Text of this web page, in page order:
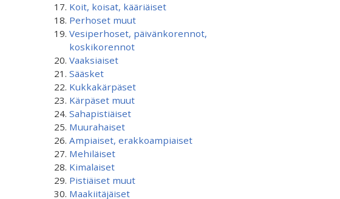
Koit, koisat, kääriäiset
Perhoset muut
Vesiperhoset, päivänkorennot,
koskikorennot
Vaaksiaiset
Sääsket
Kukkakärpäset
Kärpäset muut
Sahapistiäiset
Muurahaiset
Ampiaiset, erakkoampiaiset
Mehiläiset
Kimalaiset
Pistiäiset muut
Maakiitäjäiset